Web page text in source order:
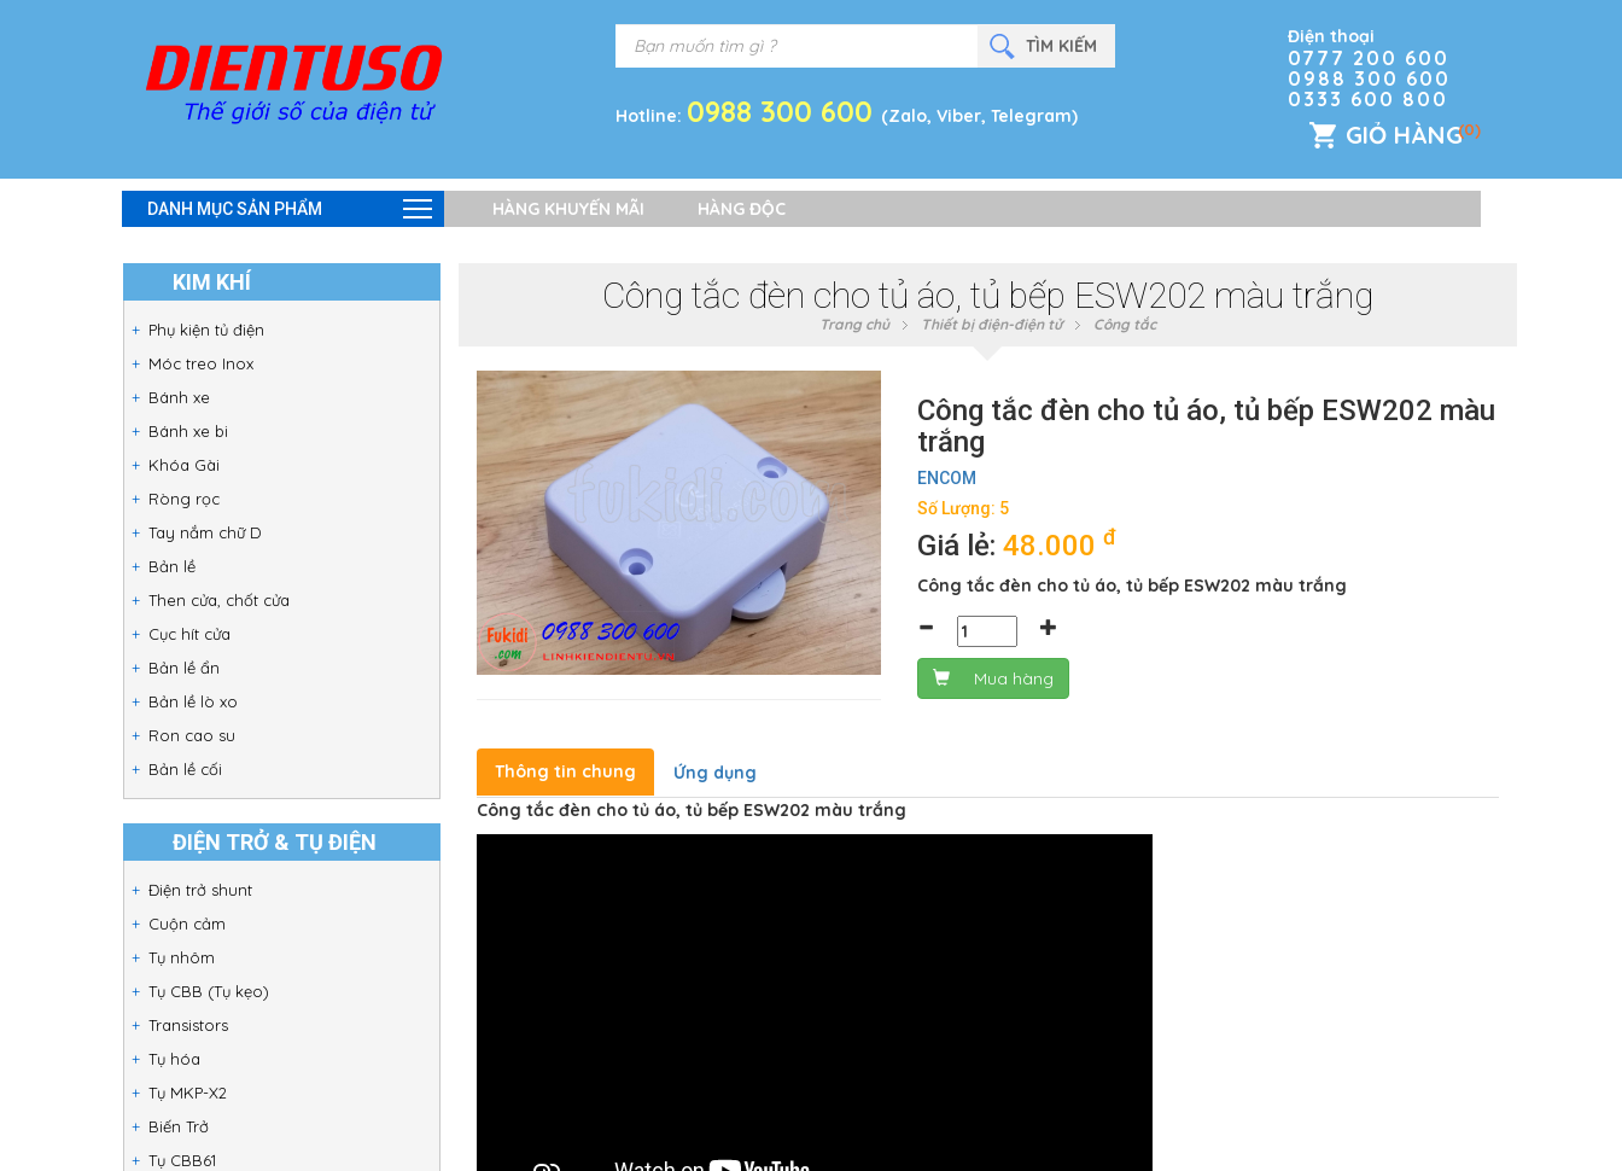
Hotline: 0988 300 600 (Zalo, Viber, Telegram)
Điện thoại
0777 200 600
0988 300 600
0333 600 800
GIỎ HÀNG(0)
DANH MỤC SẢN PHẨM HÀNG KHUYẾN MÃI HÀNG ĐỘC
KIM KHÍ
Phụ kiện tủ điện
Móc treo Inox
Bánh xe
Bánh xe bi
Khóa Gài
Ròng rọc
Tay nắm chữ D
Bản lề
Then cửa, chốt cửa
Cục hít cửa
Bản lề ẩn
Bản lề lò xo
Ron cao su
Bản lề cối
ĐIỆN TRỞ & TỤ ĐIỆN
Điện trở shunt
Cuộn cảm
Tụ nhôm
Tụ CBB (Tụ kẹo)
Transistors
Tụ hóa
Tụ MKP-X2
Biến Trở
Tụ CBB61
Công tắc đèn cho tủ áo, tủ bếp ESW202 màu trắng
Trang chủ Thiết bị điện-điện tử Công tắc
Công tắc đèn cho tủ áo, tủ bếp ESW202 màu
trắng
ENCOM
Số Lượng: 5
Giá lẻ:48.000đ
Công tắc đèn cho tủ áo, tủ bếp ESW202 màu trắng
Mua hàng
Thông tin chung
Ứng dụng
Công tắc đèn cho tủ áo, tủ bếp ESW202 màu trắng